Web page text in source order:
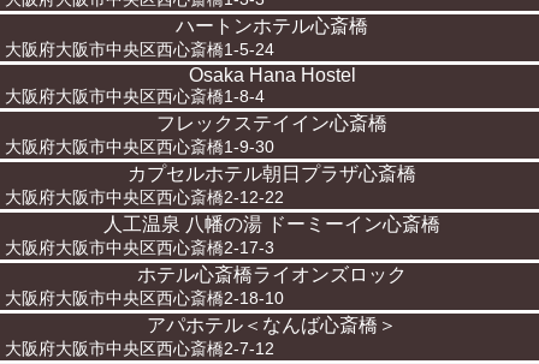
ハートンホテル心斎橋
大阪府大阪市中央区西心斎橋1-5-24
Osaka Hana Hostel
大阪府大阪市中央区西心斎橋1-8-4
フレックステイイン心斎橋
大阪府大阪市中央区西心斎橋1-9-30
カプセルホテル朝日プラザ心斎橋
大阪府大阪市中央区西心斎橋2-12-22
人工温泉 八幡の湯 ドーミーイン心斎橋
大阪府大阪市中央区西心斎橋2-17-3
ホテル心斎橋ライオンズロック
大阪府大阪市中央区西心斎橋2-18-10
アパホテル＜なんば心斎橋＞
大阪府大阪市中央区西心斎橋2-7-12